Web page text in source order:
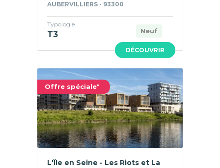
DÉCOUVRIR
AUBERVILLIERS - 93300
Neuf
Typologie
T3
Offre spéciale*
L'Île en Seine - Les Riots et La